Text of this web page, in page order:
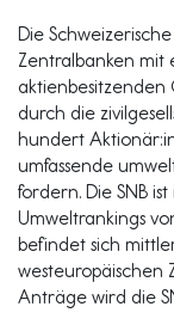
Die
Zentralbanken mit
aktienbesitzenden
durch die
hundert
umfassende
fordern. Die SNB
Umweltrankings
befindet sich
westeuropäischen
Anträge wird die